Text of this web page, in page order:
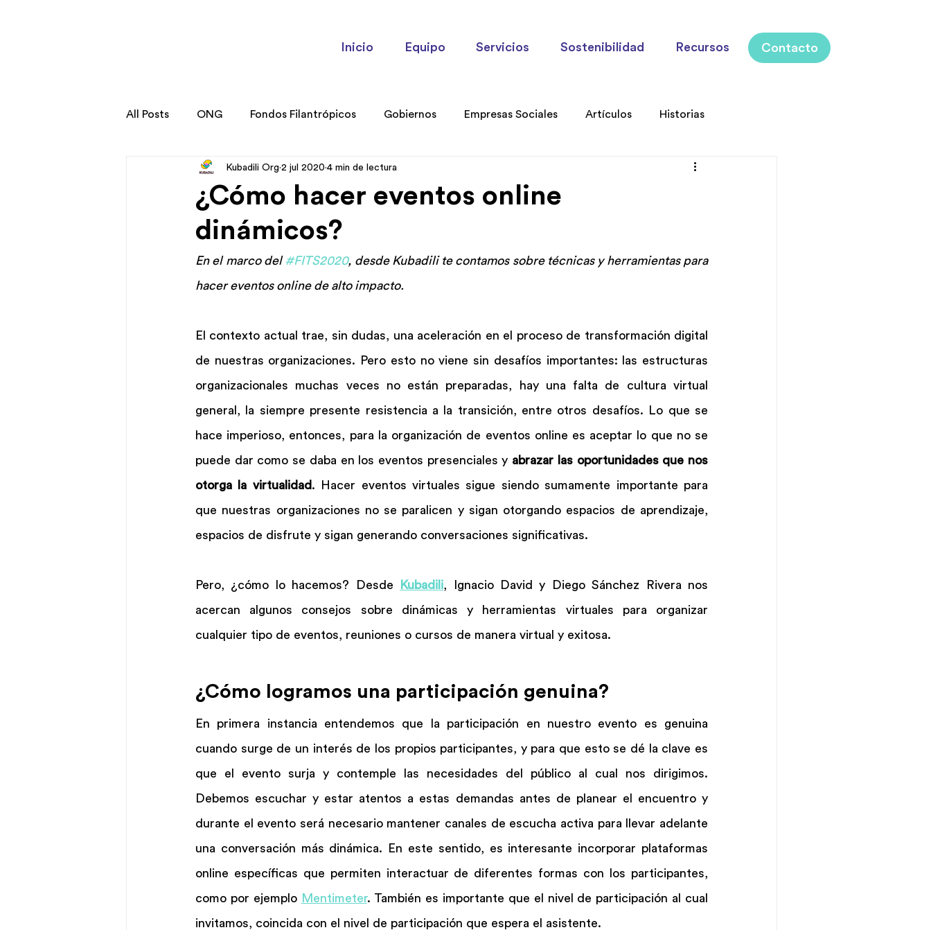
Inicio Equipo Servicios Sostenibilidad Recursos Contacto
All Posts ONG Fondos Filantrópicos Gobiernos Empresas Sociales Artículos Historias
Transformation Stories
¿Cómo hacer eventos online
dinámicos?
Kubadili Org 2 jul 2020 4 min de lectura
En el marco del #FITS2020, desde Kubadili te contamos sobre técnicas y herramientas para
hacer eventos online de alto impacto.
El contexto actual trae, sin dudas, una aceleración en el proceso de transformación digital
de nuestras organizaciones. Pero esto no viene sin desafíos importantes: las estructuras
organizacionales muchas veces no están preparadas, hay una falta de cultura virtual
general, la siempre presente resistencia a la transición, entre otros desafíos. Lo que se
hace imperioso, entonces, para la organización de eventos online es aceptar lo que no se
puede dar como se daba en los eventos presenciales y abrazar las oportunidades que nos
otorga la virtualidad. Hacer eventos virtuales sigue siendo sumamente importante para
que nuestras organizaciones no se paralicen y sigan otorgando espacios de aprendizaje,
espacios de disfrute y sigan generando conversaciones significativas.
Pero, ¿cómo lo hacemos? Desde Kubadili, Ignacio David y Diego Sánchez Rivera nos
acercan algunos consejos sobre dinámicas y herramientas virtuales para organizar
cualquier tipo de eventos, reuniones o cursos de manera virtual y exitosa.
¿Cómo logramos una participación genuina?
En primera instancia entendemos que la participación en nuestro evento es genuina
cuando surge de un interés de los propios participantes, y para que esto se dé la clave es
que el evento surja y contemple las necesidades del público al cual nos dirigimos.
Debemos escuchar y estar atentos a estas demandas antes de planear el encuentro y
durante el evento será necesario mantener canales de escucha activa para llevar adelante
una conversación más dinámica. En este sentido, es interesante incorporar plataformas
online específicas que permiten interactuar de diferentes formas con los participantes,
como por ejemplo Mentimeter. También es importante que el nivel de participación al cual
invitamos, coincida con el nivel de participación que espera el asistente.